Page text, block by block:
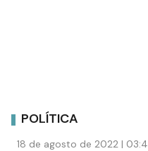
POLÍTICA
18 de agosto de 2022 |